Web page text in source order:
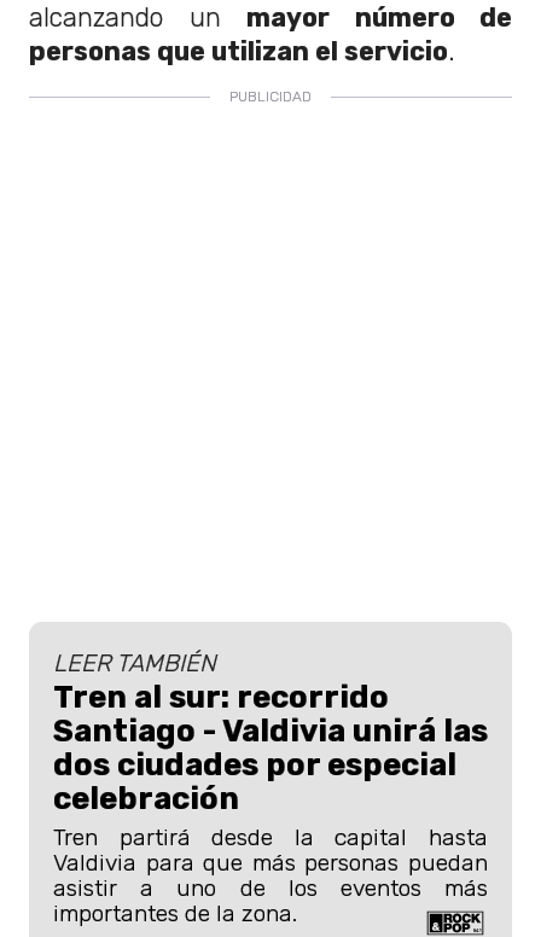
alcanzando un mayor número de
personas que utilizan el servicio.
LEER TAMBIÉN
Tren al sur: recorrido
Santiago - Valdivia unirá las
dos ciudades por especial
celebración
Tren partirá desde la capital hasta
Valdivia para que más personas puedan
asistir a uno de los eventos más
importantes de la zona.